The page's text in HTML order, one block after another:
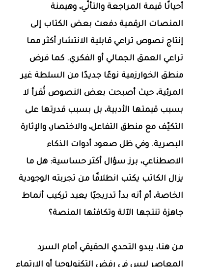
أحيانًا قيمة المراجعة والتأنّي، وهيمنة
المنصات الرقمية دفعت بعض الكتاب إلى
إنتاج نصوص تراعي قابلية الانتشار أكثر مما
تراعي العمق الجمالي أو الفكري. كما فرض
منطق الخوارزمية نوعًا جديدًا من السلطة غير
المرئية، حيث أصبحت بعض النصوص تُقرأ لا
بسبب قيمتها الأدبية، بل بسبب قدرتها على
التكيّف مع منطق التفاعل، والاختصار، والإثارة
البصرية. وفي ظل صعود أدوات الذكاء
الاصطناعي، برز سؤال أكثر حساسية: هل ما
يزال الكاتب يكتب انطلاقًا من تجربته الوجودية
الخاصة، أم أنه بدأ تدريجيًا يعيد تركيب أنماط
جاهزة تنتجها الآلة وتكافئها المنصة؟
من هنا، يبدو التحدي الحقيقي أمام السرد
المعاصر ليس في رفض التكنولوجيا أو الارتماء